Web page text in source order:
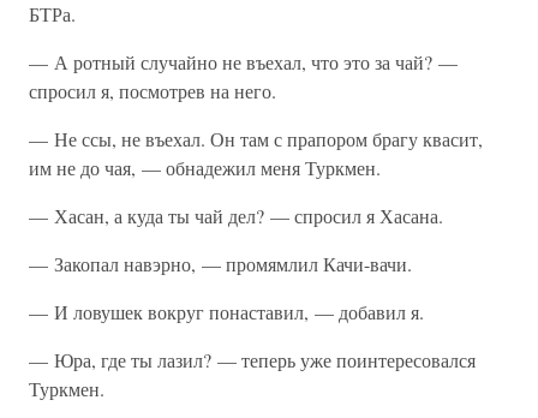
БТРа.
— А ротный случайно не въехал, что это за чай? —
спросил я, посмотрев на него.
— Не ссы, не въехал. Он там с прапором брагу квасит,
им не до чая, — обнадежил меня Туркмен.
— Хасан, а куда ты чай дел? — спросил я Хасана.
— Закопал навэрно, — промямлил Качи-вачи.
— И ловушек вокруг понаставил, — добавил я.
— Юра, где ты лазил? — теперь уже поинтересовался
Туркмен.